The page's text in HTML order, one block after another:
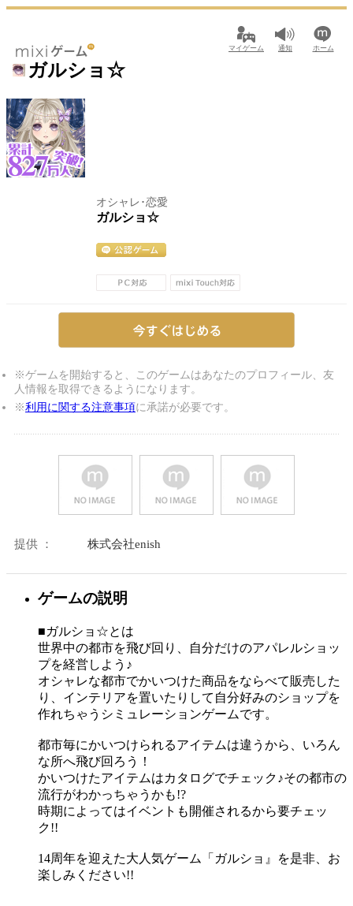
マイゲーム 通知 ホーム
ガルショ☆
オシャレ･恋愛
ガルショ☆
※ゲームを開始すると、このゲームはあなたのプロフィール、友
人情報を取得できるようになります。
※利用に関する注意事項に承諾が必要です。
提供 ： 株式会社enish
ゲームの説明
■ガルショ☆とは
世界中の都市を飛び回り、自分だけのアパレルショッ
プを経営しよう♪
オシャレな都市でかいつけた商品をならべて販売した
り、インテリアを置いたりして自分好みのショップを
作れちゃうシミュレーションゲームです。
都市毎にかいつけられるアイテムは違うから、いろん
な所へ飛び回ろう！
かいつけたアイテムはカタログでチェック♪その都市の
流行がわかっちゃうかも!?
時期によってはイベントも開催されるから要チェッ
ク!!
14周年を迎えた大人気ゲーム「ガルショ』を是非、お
楽しみください!!